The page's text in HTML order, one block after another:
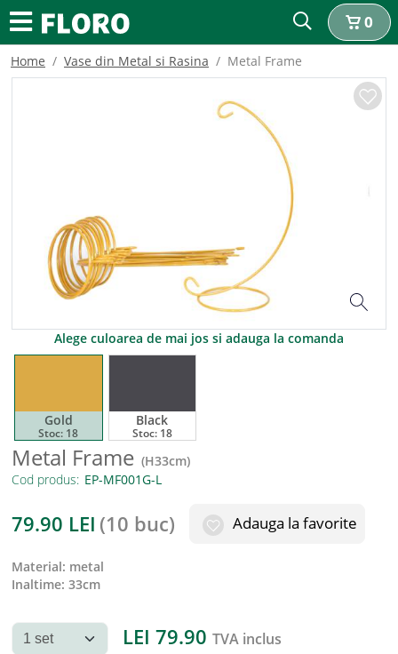
0
Home Vase din Metal si Rasina Metal Frame
Alege culoarea de mai jos si adauga la comanda
Gold
Stoc: 18
Black
Stoc: 18
Metal Frame (H33cm)
Cod produs:
79.90 LEI (10 buc) Adauga la favorite
material: metal
inaltime: 33cm
LEI 79.90 TVA inclus